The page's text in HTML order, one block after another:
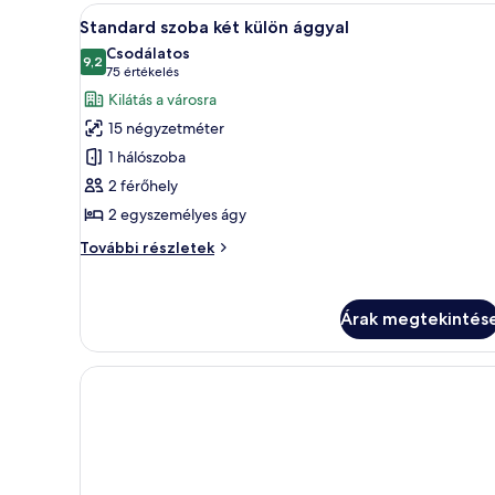
ággyal
további
részletei
A
következő
szoba
összes
képének
megtekintése:
Standard
szoba
két
külön
Egy modern szállodai szoba,
8
Standard szoba két külön ággyal
9,210-ből 9,2
Csodálatos
75 értékelés
(75
értékelés)
Kilátás a városra
15 négyzetméter
1 hálószoba
2 férőhely
2 egyszemélyes ágy
További részletek
Standard
további
részletei
Árak